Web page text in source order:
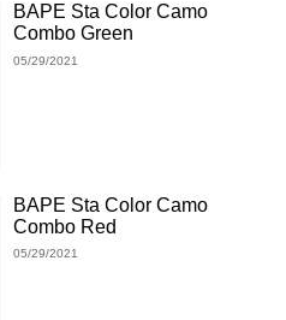
BAPE Sta Color Camo
Combo Green
05/29/2021
BAPE Sta Color Camo
Combo Red
05/29/2021